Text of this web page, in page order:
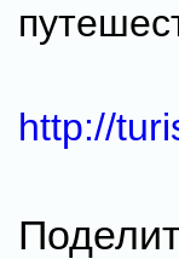
http://